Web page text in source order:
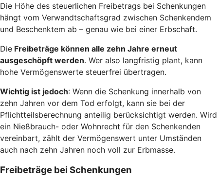
Die Höhe des steuerlichen Freibetrags bei Schenkungen
hängt vom Verwandtschaftsgrad zwischen Schenkendem
und Beschenktem ab – genau wie bei einer Erbschaft.
Die Freibeträge können alle zehn Jahre erneut
ausgeschöpft werden. Wer also langfristig plant, kann
hohe Vermögenswerte steuerfrei übertragen.
Wichtig ist jedoch: Wenn die Schenkung innerhalb von
zehn Jahren vor dem Tod erfolgt, kann sie bei der
Pflichtteilsberechnung anteilig berücksichtigt werden. Wird
ein Nießbrauch- oder Wohnrecht für den Schenkenden
vereinbart, zählt der Vermögenswert unter Umständen
auch nach zehn Jahren noch voll zur Erbmasse.
Freibeträge bei Schenkungen